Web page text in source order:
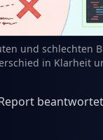
und schlechten
in Klarheit